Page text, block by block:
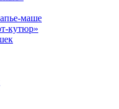
маше
кутюр»